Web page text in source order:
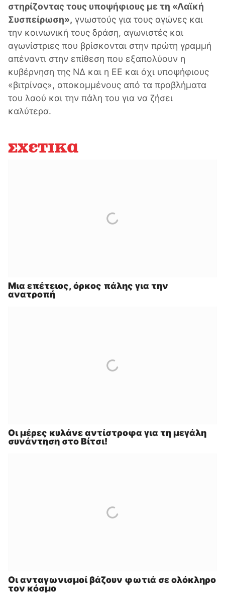
στηρίζοντας τους υποψήφιους με τη «Λαϊκή
Συσπείρωση», γνωστούς για τους αγώνες και
την κοινωνική τους δράση, αγωνιστές και
αγωνίστριες που βρίσκονται στην πρώτη γραμμή
απέναντι στην επίθεση που εξαπολύουν η
κυβέρνηση της ΝΔ και η ΕΕ και όχι υποψήφιους
«βιτρίνας», αποκομμένους από τα προβλήματα
του λαού και την πάλη του για να ζήσει
καλύτερα.
Σχετικά
Μια επέτειος, όρκος πάλης για την
ανατροπή
Οι μέρες κυλάνε αντίστροφα για τη μεγάλη
συνάντηση στο Βίτσι!
Οι ανταγωνισμοί βάζουν φωτιά σε ολόκληρο
τον κόσμο